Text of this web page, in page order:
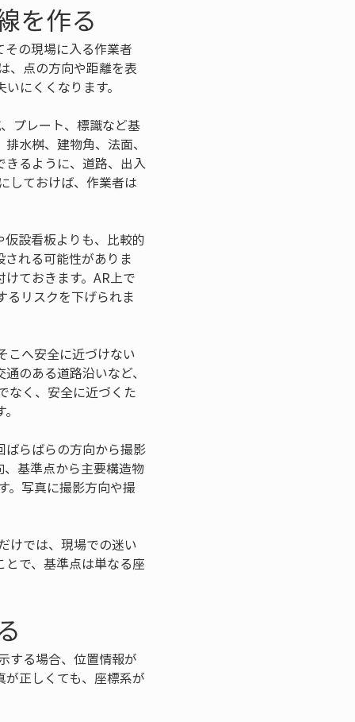
を作る
の現場に入る作業者
、点の方向や距離を表
にくくなります。
プレート、標識など基
水桝、建物角、法面、
きるように、道路、出入
しておけば、作業者は
設看板よりも、比較的
れる可能性がありま
ておきます。AR上で
るリスクを下げられま
こへ安全に近づけない
のある道路沿いなど、
なく、安全に近づくた
ばらばらの方向から撮影
基準点から主要構造物
。写真に撮影方向や撮
けでは、現場での迷い
で、基準点は単なる座
する場合、位置情報が
正しくても、座標系が